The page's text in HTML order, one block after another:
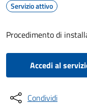
Servizio attivo
Procedimento di
Accedi al
Condividi